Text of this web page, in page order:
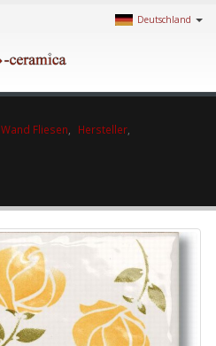
Deutschland
Wand Fliesen Hersteller